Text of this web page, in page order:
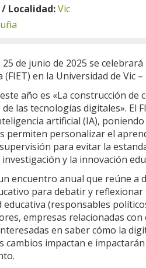
Localidad:Vic
de junio de 2025 se
(FIET) en la Universidad de Vic
año es «La construcción
las tecnologías digitales». El
artificial (IA),
permiten personalizar el
para evitar la
y la innovación
encuentro anual que reúne
para debatir y
educativa (responsables
empresas relacionadas
en saber cómo la
cambios impactan e